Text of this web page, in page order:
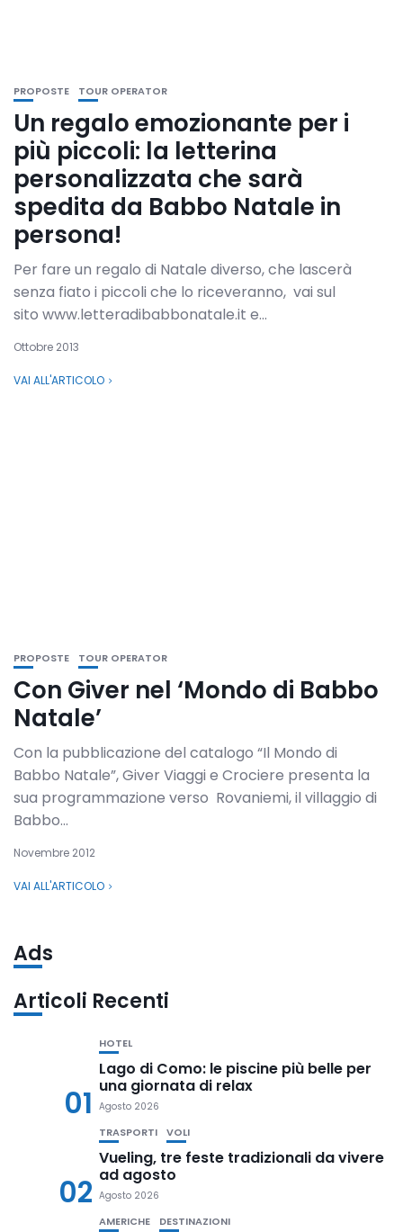
PROPOSTE TOUR OPERATOR
Un regalo emozionante per i
più piccoli: la letterina
personalizzata che sarà
spedita da Babbo Natale in
persona!
Per fare un regalo di Natale diverso, che lascerà
senza fiato i piccoli che lo riceveranno, vai sul
sito www.letteradibabbonatale.it e...
Ottobre 2013
VAI ALL'ARTICOLO
PROPOSTE TOUR OPERATOR
Con Giver nel ‘Mondo di Babbo
Natale’
Con la pubblicazione del catalogo “Il Mondo di
Babbo Natale”, Giver Viaggi e Crociere presenta la
sua programmazione verso Rovaniemi, il villaggio di
Babbo...
Novembre 2012
VAI ALL'ARTICOLO
Ads
Articoli Recenti
01
HOTEL
Lago di Como: le piscine più belle per
una giornata di relax
Agosto 2026
02
TRASPORTI VOLI
Vueling, tre feste tradizionali da vivere
ad agosto
Agosto 2026
AMERICHE DESTINAZIONI